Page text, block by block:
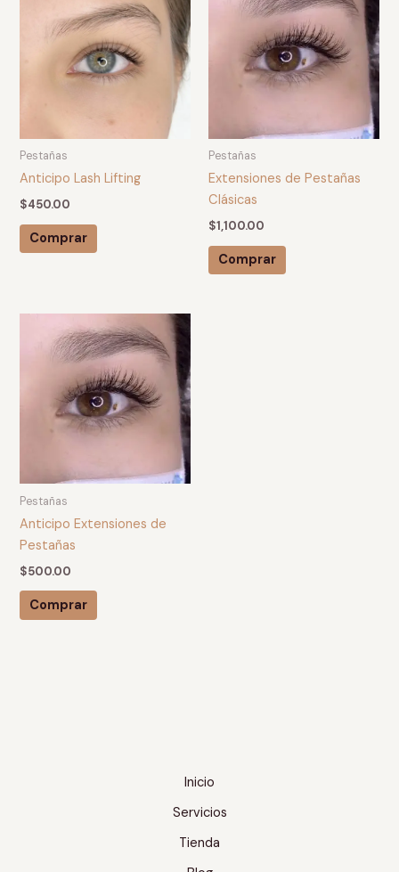
Pestañas
Anticipo Lash Lifting
$450.00
Comprar
Pestañas
Extensiones de Pestañas
Clásicas
$1,100.00
Comprar
Pestañas
Anticipo Extensiones de
Pestañas
$500.00
Comprar
Inicio
Servicios
Tienda